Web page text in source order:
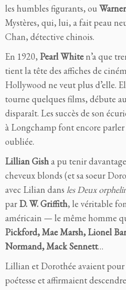
les humbles figurants, ou
Mystères, qui, lui, a fait peau
Chan, détective chinois.
En 1920, Pearl Whiten’a que
tient la tête des affiches de
Hollywood ne veut plus d’elle.
tourne quelques films, débute
disparaît. Les succès de son
à Longchamp font encore parler
oubliée.
Lillian Gisha pu tenir
cheveux blonds (et sa soeur
avec Lilian dans les Deux
par D. W. Griffith, le véritable
américain — le même homme
Pickford, Mae Marsh, Lionel
Normand, Mack Sennett…
Lillian et Dorothée avaient
poétesse et affirmaient